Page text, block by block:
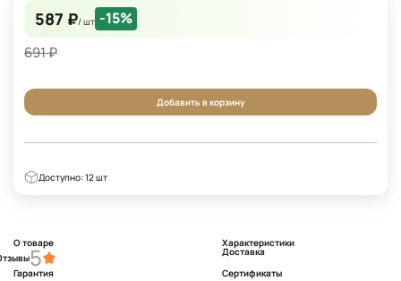
587 ₽/ шт -15%
691 ₽
Добавить в корзину
Доступно: 12 шт
О товаре
Характеристики
5
Доставка
Гарантия
Сертификаты